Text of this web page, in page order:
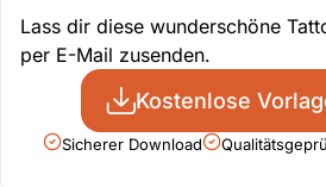
Lass dir diese wunderschöne
per E-Mail zusenden.
Kostenlose
Sicherer Download